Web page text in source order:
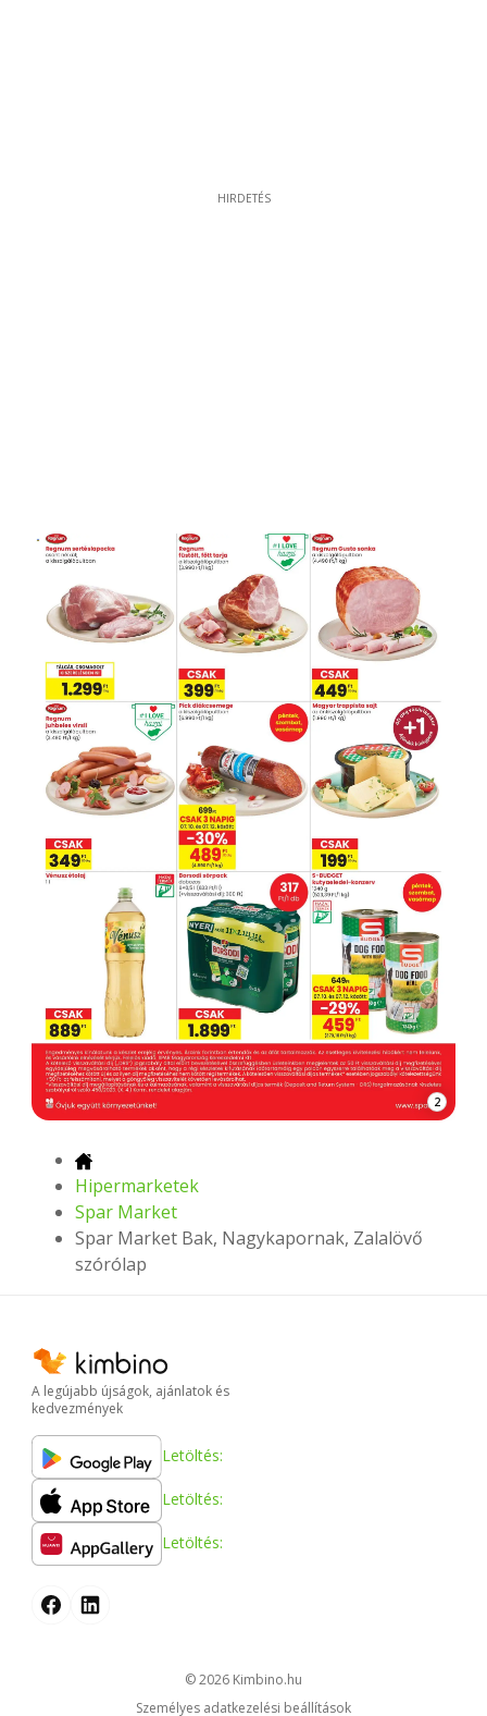
HIRDETÉS
2
Hipermarketek
Spar Market
Spar Market Bak, Nagykapornak, Zalalövő
szórólap
A legújabb újságok, ajánlatok és
kedvezmények
Letöltés:
Letöltés:
Letöltés:
© 2026
kimbino.hu
Személyes adatkezelési beállítások